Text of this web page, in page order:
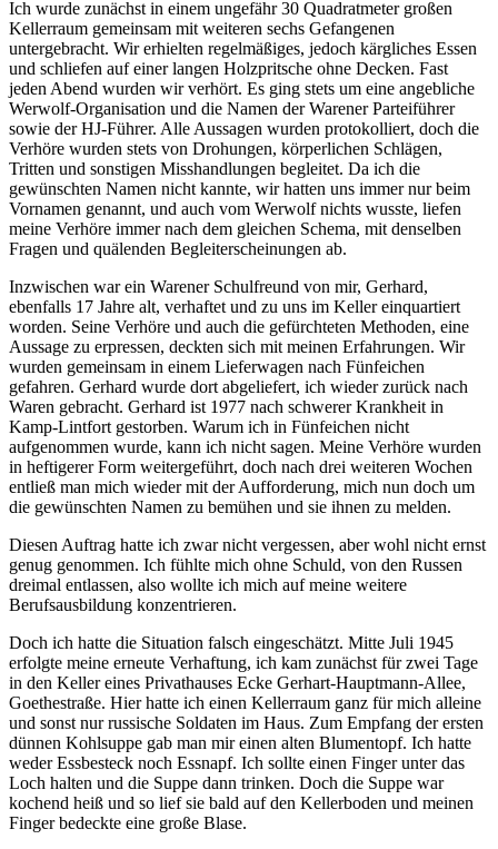
Ich wurde zunächst in einem ungefähr 30 Quadratmeter großen
Kellerraum gemeinsam mit weiteren sechs Gefangenen
untergebracht. Wir erhielten regelmäßiges, jedoch kärgliches Essen
und schliefen auf einer langen Holzpritsche ohne Decken. Fast
jeden Abend wurden wir verhört. Es ging stets um eine angebliche
Werwolf-Organisation und die Namen der Warener Parteiführer
sowie der HJ-Führer. Alle Aussagen wurden protokolliert, doch die
Verhöre wurden stets von Drohungen, körperlichen Schlägen,
Tritten und sonstigen Misshandlungen begleitet. Da ich die
gewünschten Namen nicht kannte, wir hatten uns immer nur beim
Vornamen genannt, und auch vom Werwolf nichts wusste, liefen
meine Verhöre immer nach dem gleichen Schema, mit denselben
Fragen und quälenden Begleiterscheinungen ab.
Inzwischen war ein Warener Schulfreund von mir, Gerhard,
ebenfalls 17 Jahre alt, verhaftet und zu uns im Keller einquartiert
worden. Seine Verhöre und auch die gefürchteten Methoden, eine
Aussage zu erpressen, deckten sich mit meinen Erfahrungen. Wir
wurden gemeinsam in einem Lieferwagen nach Fünfeichen
gefahren. Gerhard wurde dort abgeliefert, ich wieder zurück nach
Waren gebracht. Gerhard ist 1977 nach schwerer Krankheit in
Kamp-Lintfort gestorben. Warum ich in Fünfeichen nicht
aufgenommen wurde, kann ich nicht sagen. Meine Verhöre wurden
in heftigerer Form weitergeführt, doch nach drei weiteren Wochen
entließ man mich wieder mit der Aufforderung, mich nun doch um
die gewünschten Namen zu bemühen und sie ihnen zu melden.
Diesen Auftrag hatte ich zwar nicht vergessen, aber wohl nicht ernst
genug genommen. Ich fühlte mich ohne Schuld, von den Russen
dreimal entlassen, also wollte ich mich auf meine weitere
Berufsausbildung konzentrieren.
Doch ich hatte die Situation falsch eingeschätzt. Mitte Juli 1945
erfolgte meine erneute Verhaftung, ich kam zunächst für zwei Tage
in den Keller eines Privathauses Ecke Gerhart-Hauptmann-Allee,
Goethestraße. Hier hatte ich einen Kellerraum ganz für mich alleine
und sonst nur russische Soldaten im Haus. Zum Empfang der ersten
dünnen Kohlsuppe gab man mir einen alten Blumentopf. Ich hatte
weder Essbesteck noch Essnapf. Ich sollte einen Finger unter das
Loch halten und die Suppe dann trinken. Doch die Suppe war
kochend heiß und so lief sie bald auf den Kellerboden und meinen
Finger bedeckte eine große Blase.